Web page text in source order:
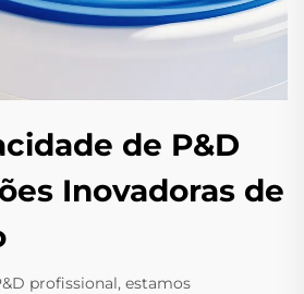
de P&D
Inovadoras de
profissional, estamos